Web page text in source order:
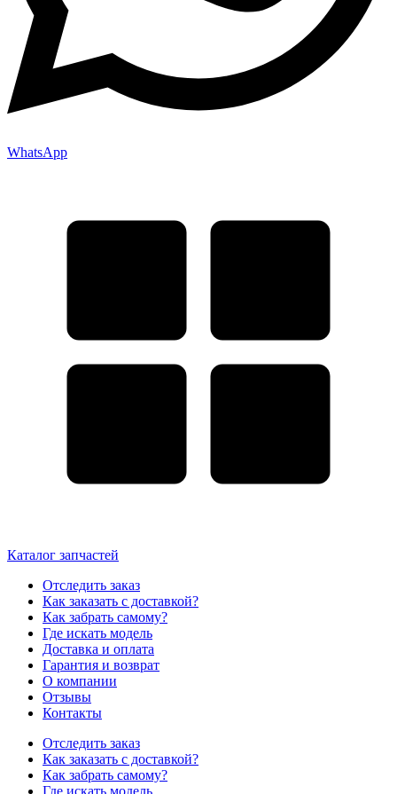
WhatsApp
Каталог запчастей
Отследить заказ
Как заказать с доставкой?
Как забрать самому?
Где искать модель
Доставка и оплата
Гарантия и возврат
О компании
Отзывы
Контакты
Отследить заказ
Как заказать с доставкой?
Как забрать самому?